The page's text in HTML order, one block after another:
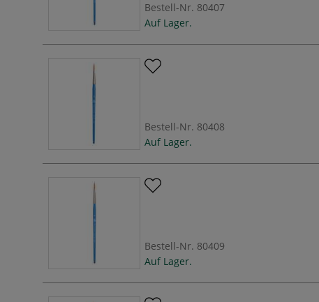
Bestell-Nr. 80407
Auf Lager.
Bestell-Nr. 80408
Auf Lager.
Bestell-Nr. 80409
Auf Lager.